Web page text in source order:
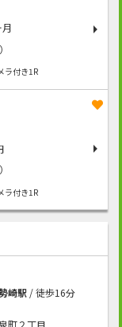
）
付き1R
）
付き1R
崎駅/ 徒歩16分
町２丁目